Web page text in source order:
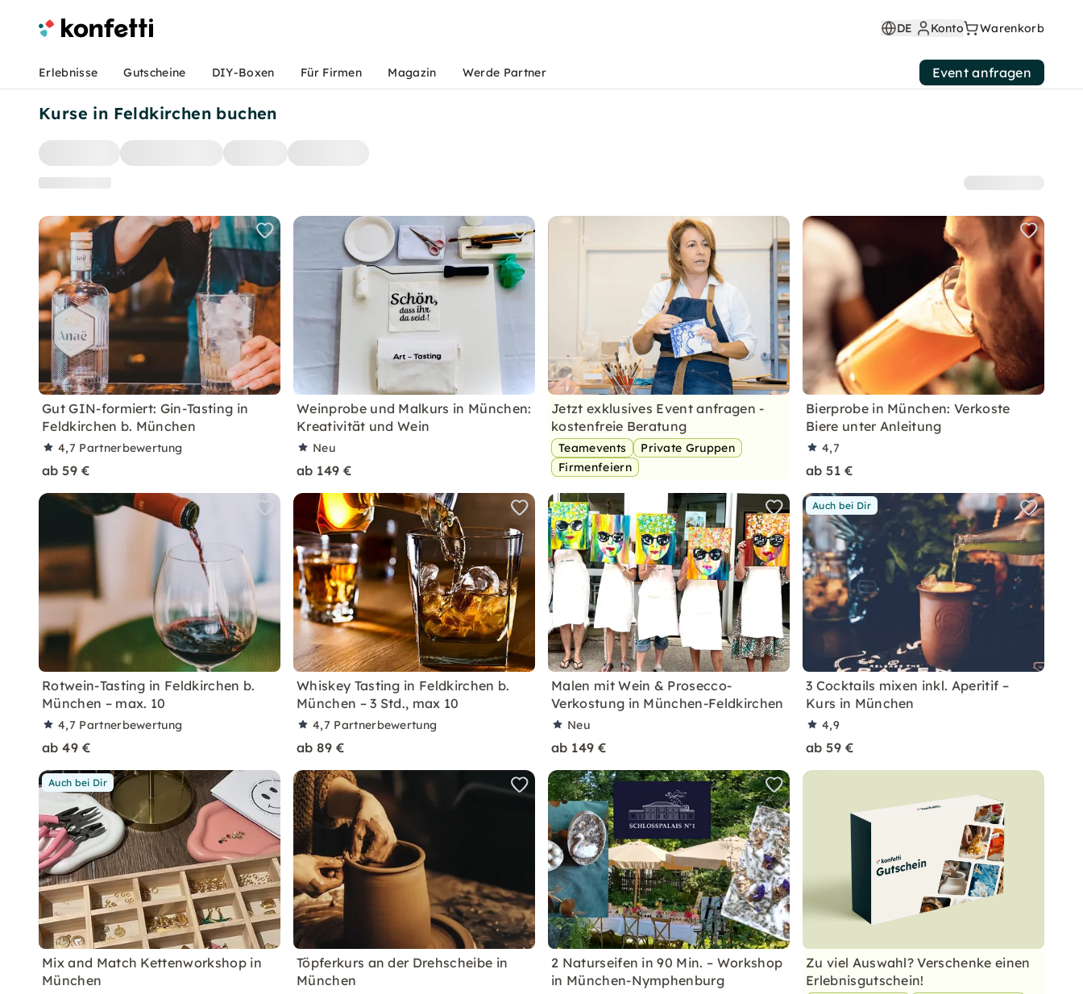
Kurse in Feldkirchen buchen
Gut GIN-formiert: Gin-Tasting in
Feldkirchen b. München
4,7 Partnerbewertung
ab 59 €
Weinprobe und Malkurs in München:
Kreativität und Wein
Neu
ab 149 €
Jetzt exklusives Event anfragen -
kostenfreie Beratung
Teamevents
Private Gruppen
Firmenfeiern
Bierprobe in München: Verkoste
Biere unter Anleitung
4,7
ab 51 €
Rotwein-Tasting in Feldkirchen b.
München – max. 10
4,7 Partnerbewertung
ab 49 €
Whiskey Tasting in Feldkirchen b.
München – 3 Std., max 10
4,7 Partnerbewertung
ab 89 €
Malen mit Wein & Prosecco-
Verkostung in München-Feldkirchen
Neu
ab 149 €
Auch bei Dir
3 Cocktails mixen inkl. Aperitif –
Kurs in München
4,9
ab 59 €
Auch bei Dir
Mix and Match Kettenworkshop in
München
Töpferkurs an der Drehscheibe in
München
2 Naturseifen in 90 Min. – Workshop
in München-Nymphenburg
Zu viel Auswahl? Verschenke einen
Erlebnisgutschein!
DE Konto Warenkorb
Erlebnisse Gutscheine DIY-Boxen Für Firmen Magazin Werde Partner Event anfragen